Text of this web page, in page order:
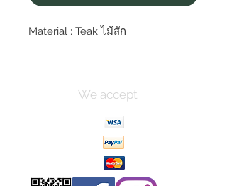
Material : Teak ไม้สัก
We accept